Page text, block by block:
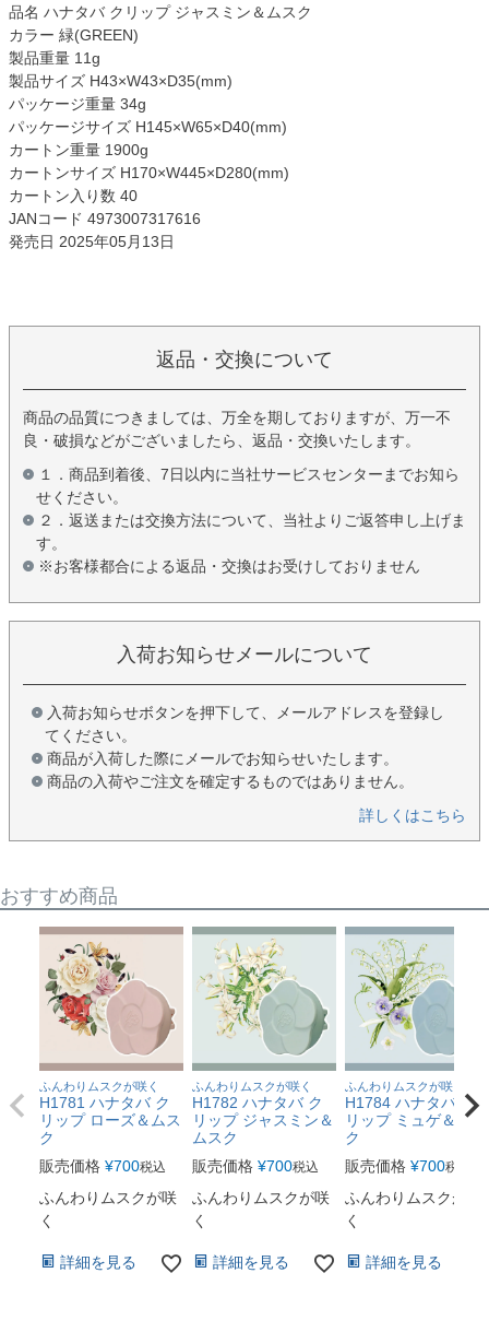
品名 ハナタバ クリップ ジャスミン＆ムスク
カラー 緑(GREEN)
製品重量 11g
製品サイズ H43×W43×D35(mm)
パッケージ重量 34g
パッケージサイズ H145×W65×D40(mm)
カートン重量 1900g
カートンサイズ H170×W445×D280(mm)
カートン入り数 40
JANコード 4973007317616
発売日 2025年05月13日
返品・交換について
商品の品質につきましては、万全を期しておりますが、万一不
良・破損などがございましたら、返品・交換いたします。
１．商品到着後、7日以内に当社サービスセンターまでお知ら
せください。
２．返送または交換方法について、当社よりご返答申し上げま
す。
※お客様都合による返品・交換はお受けしておりません
入荷お知らせメールについて
入荷お知らせボタンを押下して、メールアドレスを登録し
てください。
商品が入荷した際にメールでお知らせいたします。
商品の入荷やご注文を確定するものではありません。
詳しくはこちら
おすすめ商品
ふんわりムスクが咲く
H1781 ハナタバ ク
リップ ローズ＆ムス
ク
販売価格 ¥700税込
ふんわりムスクが咲
く
詳細を見る
ふんわりムスクが咲く
H1782 ハナタバ ク
リップ ジャスミン＆
ムスク
販売価格 ¥700税込
ふんわりムスクが咲
く
詳細を見る
ふんわりムスクが咲く
H1784 ハナタバ ク
リップ ミュゲ＆ムス
ク
販売価格 ¥700税込
ふんわりムスクが咲
く
詳細を見る